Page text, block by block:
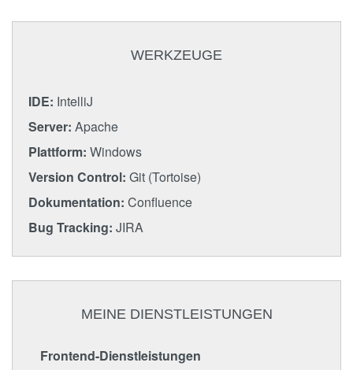
WERKZEUGE
IDE: IntelliJ
Server: Apache
Plattform: Windows
Version Control: Git (Tortoise)
Dokumentation: Confluence
Bug Tracking: JIRA
MEINE DIENSTLEISTUNGEN
Frontend-Dienstleistungen